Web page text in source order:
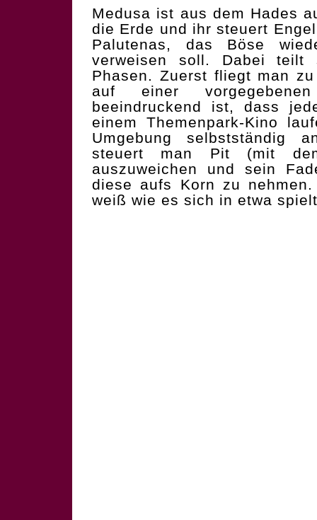
Medusa ist aus dem Hades
die Erde und ihr steuert
Palutenas, das Böse
verweisen soll. Dabei
Phasen. Zuerst fliegt man
auf einer
beeindruckend ist, dass
einem Themenpark-Kino
Umgebung selbstständig
steuert man Pit (mit
auszuweichen und sein
diese aufs Korn zu
weiß wie es sich in etwa